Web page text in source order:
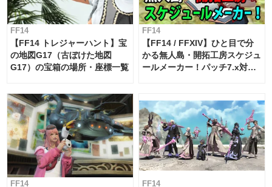
FF14
【FF14 トレジャーハント】宝
の地図G17（古ぼけた地図
G17）の宝箱の場所・座標一覧
FF14
【FF14 / FFXIV】ひと目で分
かる無人島・開拓工房スケジュ
ールメーカー！パッチ7.x対応
FF14 FF14